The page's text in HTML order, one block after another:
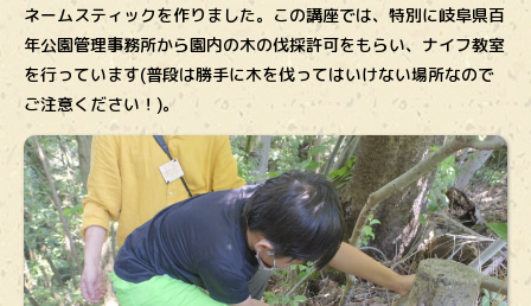
ネームスティックを作りました。この講座では、特別に岐阜県百
年公園管理事務所から園内の木の伐採許可をもらい、ナイフ教室
を行っています(普段は勝手に木を伐ってはいけない場所なので
ご注意ください！)。